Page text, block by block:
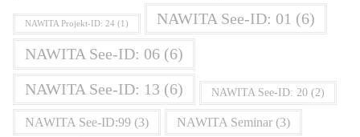
NAWITA Projekt-ID: 24 (1) NAWITA See-ID: 01 (6)
NAWITA See-ID: 06 (6)
NAWITA See-ID: 13 (6) NAWITA See-ID: 20 (2)
NAWITA See-ID:99 (3) NAWITA Seminar (3)